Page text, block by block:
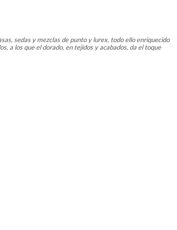
sedas y mezclas de punto y lurex, todo ello enriquecido
a los que el dorado, en tejidos y acabados, da el toque